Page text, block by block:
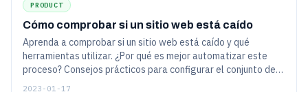
PRODUCT
Cómo comprobar si un sitio web está caído
Aprenda a comprobar si un sitio web está caído y qué
herramientas utilizar. ¿Por qué es mejor automatizar este
proceso? Consejos prácticos para configurar el conjunto de
herramientas.
2023-01-17